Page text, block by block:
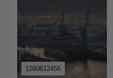
1260612456